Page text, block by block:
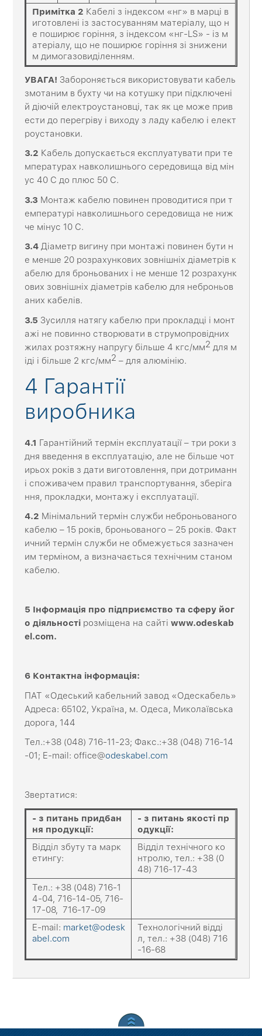
Примітка 2 Кабелі з індексом «нг» в марці в
иготовлені із застосуванням матеріалу, що н
е поширює горіння, з індексом «нг-LS» - із м
атеріалу, що не поширює горіння зі знижени
м димогазовиділенням.
УВАГА! Забороняється використовувати кабель
змотаним в бухту чи на котушку при підключені
й діючій електроустановці, так як це може прив
ести до перегріву і виходу з ладу кабелю і елект
роустановки.
3.2 Кабель допускається експлуатувати при те
мпературах навколишнього середовища від мін
ус 40 С до плюс 50 С.
3.3 Монтаж кабелю повинен проводитися при т
емпературі навколишнього середовища не ниж
че мінус 10 С.
3.4 Діаметр вигину при монтажі повинен бути н
е менше 20 розрахункових зовнішніх діаметрів к
абелю для броньованих і не менше 12 розрахунк
ових зовнішніх діаметрів кабелю для неброньов
аних кабелів.
3.5 Зусилля натягу кабелю при прокладці і монт
ажі не повинно створювати в струмопровідних
жилах розтяжну напругу більше 4 кгс/мм2 для м
іді і більше 2 кгс/мм2 – для алюмінію.
4 Гарантії
виробника
4.1 Гарантійний термін експлуатації – три роки з
дня введення в експлуатацію, але не більше чот
ирьох років з дати виготовлення, при дотриманн
і споживачем правил транспортування, зберіга
ння, прокладки, монтажу і експлуатації.
4.2 Мінімальний термін служби неброньованого
кабелю – 15 років, броньованого – 25 років. Факт
ичний термін служби не обмежується зазначен
им терміном, а визначається технічним станом
кабелю.
5 Інформація про підприємство та сферу йог
о діяльності розміщена на сайтіwww.odeskab
el.com.
6 Контактна інформація:
ПАТ «Одеський кабельний завод «Одескабель»
Адреса: 65102, Україна, м. Одеса, Миколаївська
дорога, 144
Тел.:+38 (048) 716-11-23; Факс.:+38 (048) 716-14
-01; E-mail: office@odeskabel.com
Звертатися:
- з питань придбан
ня продукції:
- з питань якості пр
одукції:
Відділ збуту та марк
етингу:
Відділ технічного ко
нтролю, тел.: +38 (0
48) 716-17-43
Тел.: +38 (048) 716-1
4-04, 716-14-05, 716-
17-08, 716-17-09
E-mail: market@odesk
abel.com
Технологічний відді
л, тел.: +38 (048) 716
-16-68